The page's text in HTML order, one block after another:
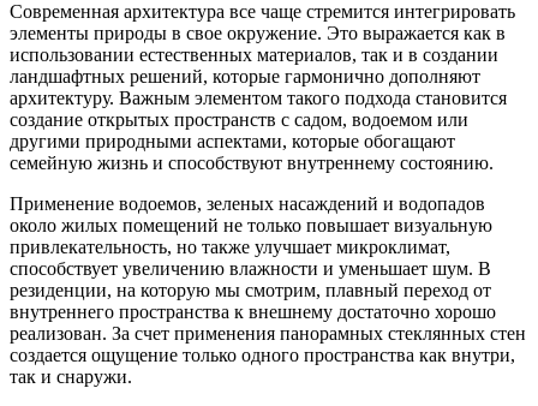
Современная архитектура все чаще стремится интегрировать
элементы природы в свое окружение. Это выражается как в
использовании естественных материалов, так и в создании
ландшафтных решений, которые гармонично дополняют
архитектуру. Важным элементом такого подхода становится
создание открытых пространств с садом, водоемом или
другими природными аспектами, которые обогащают
семейную жизнь и способствуют внутреннему состоянию.
Применение водоемов, зеленых насаждений и водопадов
около жилых помещений не только повышает визуальную
привлекательность, но также улучшает микроклимат,
способствует увеличению влажности и уменьшает шум. В
резиденции, на которую мы смотрим, плавный переход от
внутреннего пространства к внешнему достаточно хорошо
реализован. За счет применения панорамных стеклянных стен
создается ощущение только одного пространства как внутри,
так и снаружи.